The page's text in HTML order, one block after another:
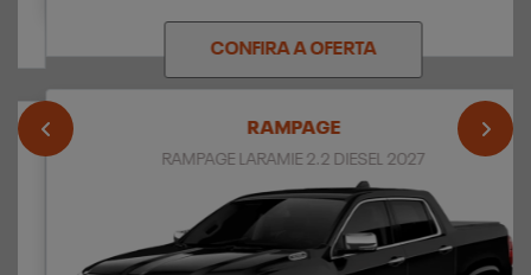
CONFIRA A OFERTA
RAMPAGE
RAMPAGE LARAMIE 2.2 DIESEL 2027
templates.template-